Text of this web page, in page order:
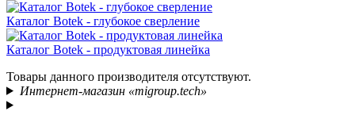
Каталог Botek - глубокое сверление
Каталог Botek - продуктовая линейка
Товары данного производителя отсутствуют.
Интернет-магазин «migroup.tech»